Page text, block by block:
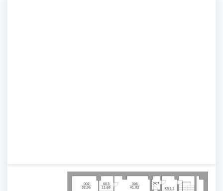
007
002 006
051.1
003
32,36
41,82
11,68